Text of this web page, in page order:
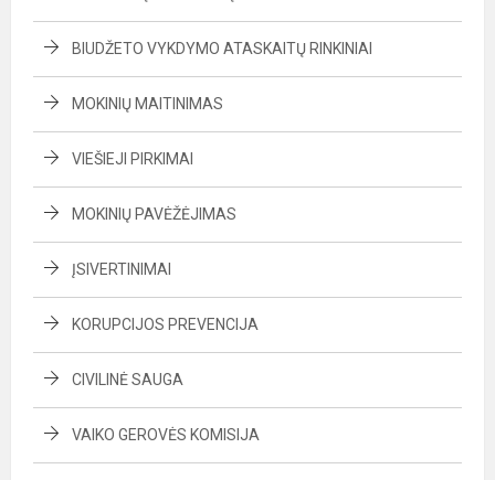
BIUDŽETO VYKDYMO ATASKAITŲ RINKINIAI
MOKINIŲ MAITINIMAS
VIEŠIEJI PIRKIMAI
MOKINIŲ PAVĖŽĖJIMAS
ĮSIVERTINIMAI
KORUPCIJOS PREVENCIJA
CIVILINĖ SAUGA
VAIKO GEROVĖS KOMISIJA